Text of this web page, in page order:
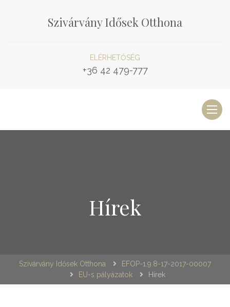
Szivárvány Idősek Otthona
ELÉRHETŐSÉG
+36 42 479-777
Hírek
Szivárvány Idősek Otthona
EFOP-1.9.8-17-2017-00007
EU-s pályázatok
Hírek